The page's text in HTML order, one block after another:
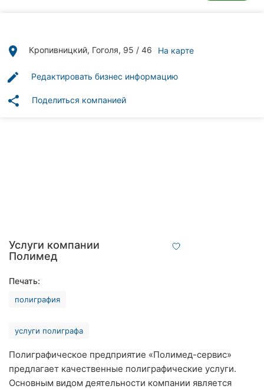
Все
Тернополь
Ровно
Одесса
Киев
place Кропивницкий, Гоголя, 95 / 46 На карте
edit Редактировать бизнес информацию
share Поделиться компанией
Услуги компании
Полимед
Печать:
полиграфия
услуги полиграфа
Полиграфическое предприятие «Полимед-сервис»
предлагает качественные полиграфические услуги.
Основным видом деятельности компании является